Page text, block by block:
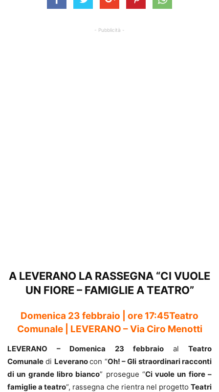
- Pubblicità -
A LEVERANO LA RASSEGNA “CI VUOLE
UN FIORE – FAMIGLIE A TEATRO”
Domenica 23 febbraio | ore 17:45Teatro
Comunale | LEVERANO – Via Ciro Menotti
LEVERANO – Domenica 23 febbraio al Teatro
Comunale di Leveranocon “Oh! – Gli straordinari racconti
di un grande libro bianco” prosegue “Ci vuole un fiore –
famiglie a teatro“, rassegna che rientra nel progetto Teatri